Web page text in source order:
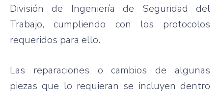
División de Ingeniería de Seguridad del
Trabajo, cumpliendo con los protocolos
requeridos para ello.
Las reparaciones o cambios de algunas
piezas que lo requieran se incluyen dentro